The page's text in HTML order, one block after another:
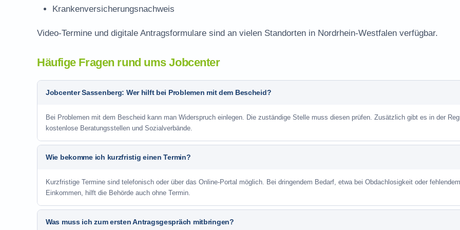
Krankenversicherungsnachweis
Video-Termine und digitale Antragsformulare sind an vielen Standorten in Nordrhein-Westfalen verfügbar.
Häufige Fragen rund ums Jobcenter
Jobcenter Sassenberg: Wer hilft bei Problemen mit dem Bescheid?
Bei Problemen mit dem Bescheid kann man Widerspruch einlegen. Die zuständige Stelle muss diesen prüfen. Zusätzlich gibt es in der
kostenlose Beratungsstellen und Sozialverbände.
Wie bekomme ich kurzfristig einen Termin?
Kurzfristige Termine sind telefonisch oder über das Online-Portal möglich. Bei dringendem Bedarf, etwa bei Obdachlosigkeit oder fehlendem
Einkommen, hilft die Behörde auch ohne Termin.
Was muss ich zum ersten Antragsgespräch mitbringen?